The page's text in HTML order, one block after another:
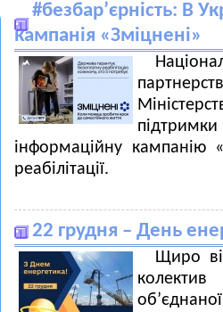
#безбар’єрність: В
кампанія «Зміцнені»
інформаційну кампанію
реабілітації.
22 грудня – День
Щиро
колектив